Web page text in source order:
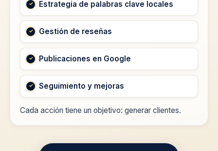
Estrategia de palabras clave locales
Gestión de reseñas
Publicaciones en Google
Seguimiento y mejoras
Cada acción tiene un objetivo: generar clientes.